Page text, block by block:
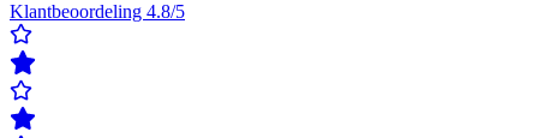
Klantbeoordeling 4.8/5